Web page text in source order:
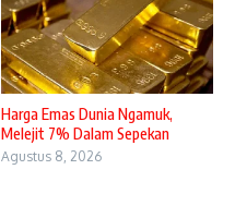
Harga Emas Dunia Ngamuk,
Melejit 7% Dalam Sepekan
Agustus 8, 2026